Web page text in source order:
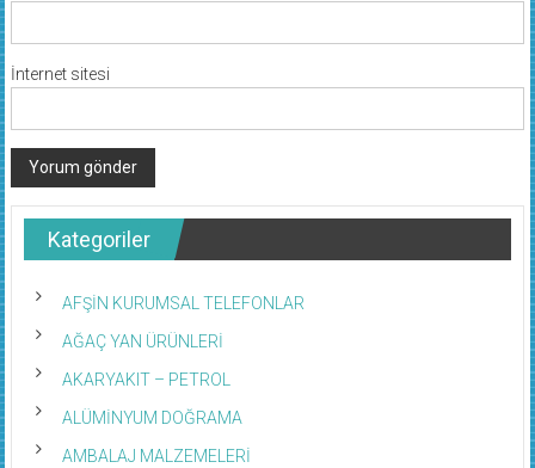
İnternet sitesi
Kategoriler
AFŞİN KURUMSAL TELEFONLAR
AĞAÇ YAN ÜRÜNLERİ
AKARYAKIT – PETROL
ALÜMİNYUM DOĞRAMA
AMBALAJ MALZEMELERİ